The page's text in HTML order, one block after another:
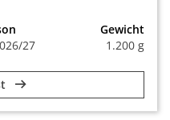
27
Gewicht
1.200 g